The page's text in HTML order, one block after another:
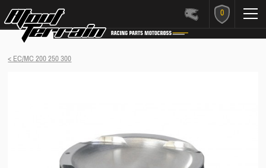
0
< EC/MC 200 250 300